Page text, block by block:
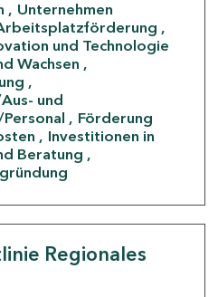
Unternehmen
und Technologie
Wachsen
und
Förderung
Investitionen in
Beratung
Regionales